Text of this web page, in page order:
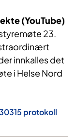
(YouTube)
23.
innkalles det
i Helse Nord
protokoll